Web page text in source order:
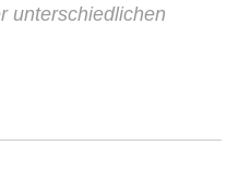
unterschiedlichen